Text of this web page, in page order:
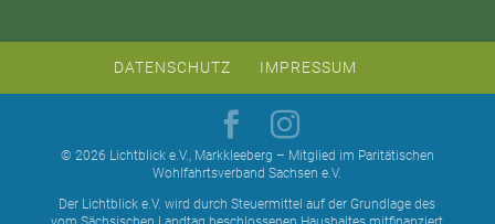
DATENSCHUTZ IMPRESSUM
© 2026 Lichtblick e.V., Markkleeberg – Mitglied im Paritätischen
Wohlfahrtsverband Sachsen e.V.
Der Lichtblick e.V. wird durch Steuermittel auf der Grundlage des